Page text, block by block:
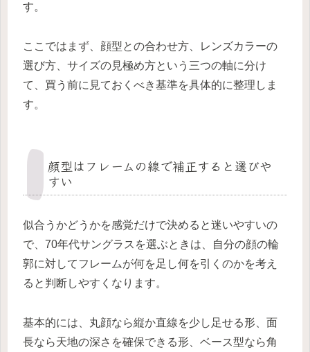
す。
ここではまず、顔型との合わせ方、レンズカラーの
選び方、サイズの見極め方という三つの軸に分け
て、買う前に見ておくべき基準を具体的に整理しま
す。
顔型はフレームの線で補正すると選びや
すい
似合うかどうかを感覚だけで決めると迷いやすいの
で、70年代サングラスを選ぶときは、自分の顔の輪
郭に対してフレームが何を足し何を引くのかを考え
ると判断しやすくなります。
基本的には、丸顔なら縦か直線を少し足せる形、面
長なら天地の深さを確保できる形、ベース型なら角